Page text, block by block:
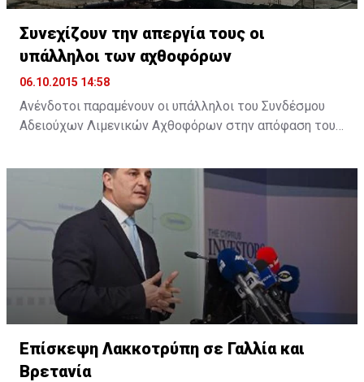
Συνεχίζουν την απεργία τους οι
υπάλληλοι των αχθοφόρων
06.10.2015 14:58
Ανένδοτοι παραμένουν οι υπάλληλοι του Συνδέσμου
Αδειούχων Λιμενικών Αχθοφόρων στην απόφαση τους
στο πλαίσιο της εμπορικοποίησης των υπηρεσιών του
λιμανιού.
Επίσκεψη Λακκοτρύπη σε Γαλλία και
Βρετανία